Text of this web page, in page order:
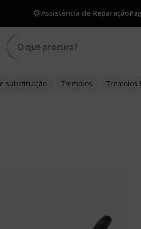
Assistência de Reparação
substituição Tremolos Tremolos